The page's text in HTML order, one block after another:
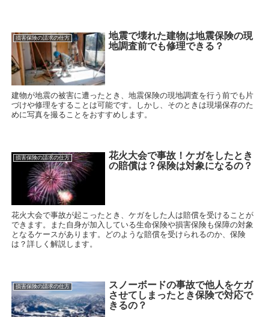
損害保険の請求の仕方
地震で壊れた建物は地震保険の現
地調査前でも修理できる？
建物が地震の被害に遭ったとき、地震保険の現地調査を行う前でも片
づけや修理をすることは可能です。しかし、そのときは現場保存のた
めに写真を撮ることをおすすめします。
損害保険の請求の仕方
花火大会で事故！ケガをしたとき
の賠償は？保険は対象になるの？
花火大会で事故が起こったとき、ケガをした人は賠償を受けることが
できます。また自身が加入している生命保険や損害保険も保障の対象
となるケースがあります。どのような賠償を受けられるのか、保険
は？詳しく解説します。
損害保険の請求の仕方
スノーボードの事故で他人をケガ
させてしまったとき保険で対応で
きるの？